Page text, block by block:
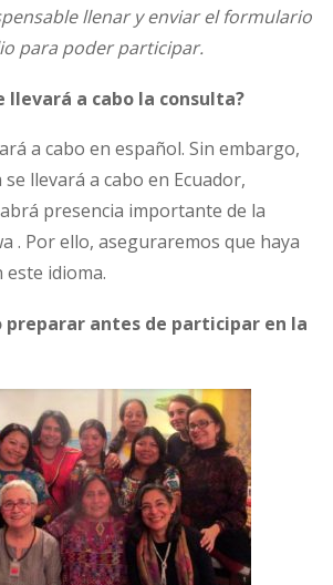
llenar y enviar el formulario
para poder participar.
llevará a cabo la consulta?
a cabo en español. Sin embargo,
llevará a cabo en Ecuador,
presencia importante de la
. Por ello, aseguraremos que haya
idioma.
preparar antes de participar en la